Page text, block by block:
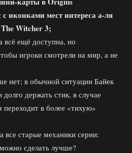
с иконками мест интереса а-ля
Witcher 3;
всё ещё доступна, но
игроки смотрели на мир, а не
нет; в обычной ситуации Байек
долго держать стик, в случае
переходит в более «тихую»
все старые механики серии:
сделать лучше?